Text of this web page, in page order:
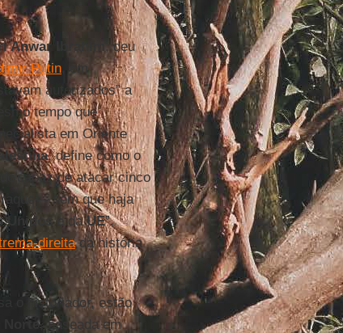
Anwar Ibrahim, deu
Putin, em
autorizados” a
tempo que
em Oriente
, define como o
capaz de atacar cinco
sem que haja
Unidose daUE”,
direitada história
o historiador, estão
, baseada em